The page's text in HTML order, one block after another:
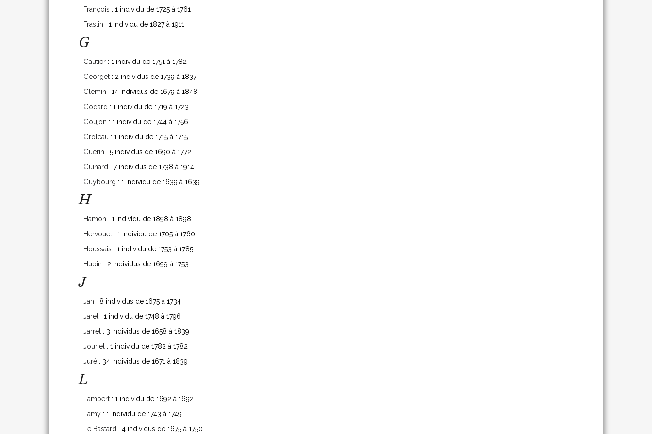
François : 1 individu de 1725 à 1761
Fraslin : 1 individu de 1827 à 1911
G
Gautier : 1 individu de 1751 à 1782
Georget : 2 individus de 1739 à 1837
Glemin : 14 individus de 1679 à 1848
Godard : 1 individu de 1719 à 1723
Goujon : 1 individu de 1744 à 1756
Groleau : 1 individu de 1715 à 1715
Guerin : 5 individus de 1690 à 1772
Guihard : 7 individus de 1738 à 1914
Guybourg : 1 individu de 1639 à 1639
H
Hamon : 1 individu de 1898 à 1898
Hervouet : 1 individu de 1705 à 1760
Houssais : 1 individu de 1753 à 1785
Hupin : 2 individus de 1699 à 1753
J
Jan : 8 individus de 1675 à 1734
Jaret : 1 individu de 1748 à 1796
Jarret : 3 individus de 1658 à 1839
Jounel : 1 individu de 1782 à 1782
Juré : 34 individus de 1671 à 1839
L
Lambert : 1 individu de 1692 à 1692
Lamy : 1 individu de 1743 à 1749
Le Bastard : 4 individus de 1675 à 1750